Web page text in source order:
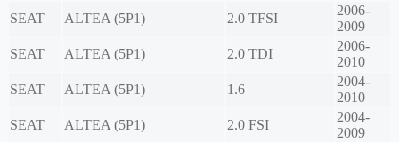
SEAT
ALTEA (5P1) 2.0 TFSI
2006-
2009
SEAT
ALTEA (5P1) 2.0 TDI
2006-
2010
SEAT
ALTEA (5P1) 1.6
2004-
2010
SEAT
ALTEA (5P1) 2.0 FSI
2004-
2009